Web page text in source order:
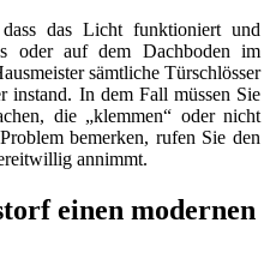
das Licht funktioniert und
oder auf dem Dachboden im
sämtliche Türschlösser
instand. In dem Fall müssen Sie
die „klemmen“ oder nicht
bemerken, rufen Sie den
annimmt.
einen modernen